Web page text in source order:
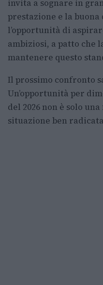
invita a sognare in
prestazione e la
l’opportunità di
ambiziosi, a patto che
mantenere questo
Il prossimo confronto
Un’opportunità per
del 2026 non è solo
situazione ben